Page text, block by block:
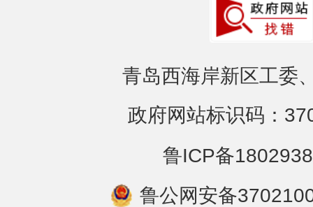
青岛西海岸新区工委
政府网站标识码：
鲁ICP备
鲁公网安备